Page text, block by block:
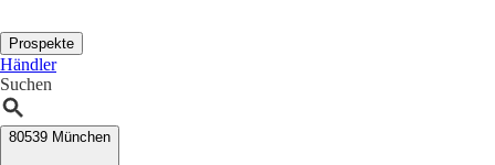
Prospekte
Händler
Suchen
80539 München